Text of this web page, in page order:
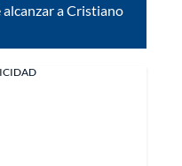
a Cristiano